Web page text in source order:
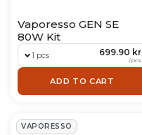
Vaporesso GEN SE
80W Kit
1 pcs 699.90 kr
/pcs
ADD TO CART
VAPORESSO